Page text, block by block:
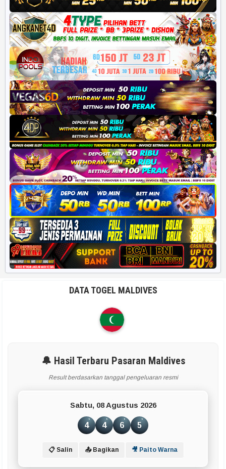
DATA TOGEL MALDIVES
🔔 Hasil Terbaru Pasaran Maldives
Result berdasarkan tanggal pengeluaran resmi
Sabtu, 08 Agustus 2026
4 4 6 5
📋 Salin 📤 Bagikan 🎥 Paito Warna